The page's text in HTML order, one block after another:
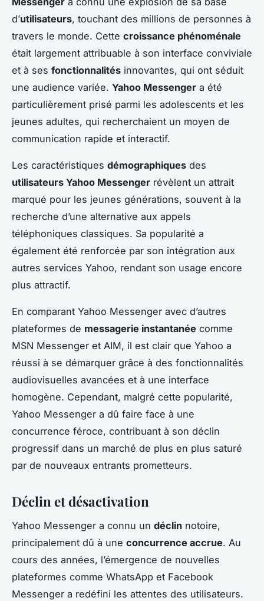
d’utilisateurs, touchant des millions de personnes à
travers le monde. Cette croissance phénoménale
était largement attribuable à son interface conviviale
et à ses fonctionnalités innovantes, qui ont séduit
une audience variée. Yahoo Messenger a été
particulièrement prisé parmi les adolescents et les
jeunes adultes, qui recherchaient un moyen de
communication rapide et interactif.
Les caractéristiques démographiques des
utilisateurs Yahoo Messenger révèlent un attrait
marqué pour les jeunes générations, souvent à la
recherche d’une alternative aux appels
téléphoniques classiques. Sa popularité a
également été renforcée par son intégration aux
autres services Yahoo, rendant son usage encore
plus attractif.
En comparant Yahoo Messenger avec d’autres
plateformes de messagerie instantanée comme
MSN Messenger et AIM, il est clair que Yahoo a
réussi à se démarquer grâce à des fonctionnalités
audiovisuelles avancées et à une interface
homogène. Cependant, malgré cette popularité,
Yahoo Messenger a dû faire face à une
concurrence féroce, contribuant à son déclin
progressif dans un marché de plus en plus saturé
par de nouveaux entrants prometteurs.
Déclin et désactivation
Yahoo Messenger a connu un déclin notoire,
principalement dû à une concurrence accrue. Au
cours des années, l’émergence de nouvelles
plateformes comme WhatsApp et Facebook
Messenger a redéfini les attentes des utilisateurs.